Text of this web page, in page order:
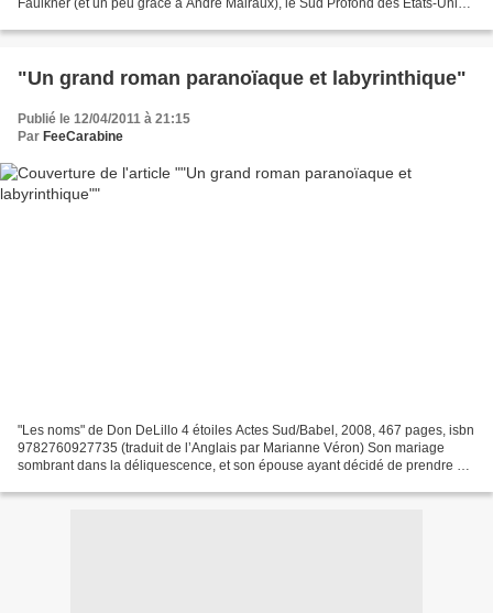
"Un grand roman paranoïaque et labyrinthique"
Publié le 12/04/2011 à 21:15
Par FeeCarabine
"Les noms" de Don DeLillo 4 étoiles Actes Sud/Babel, 2008, 467 pages, isbn
9782760927735 (traduit de l’Anglais par Marianne Véron) Son mariage
sombrant dans la déliquescence, et son épouse ayant décidé de prendre un